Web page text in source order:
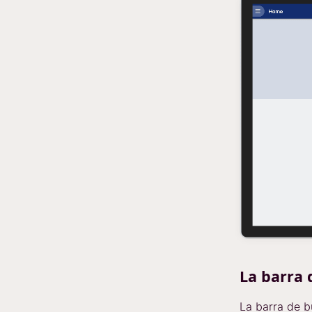
La barra
La barra de